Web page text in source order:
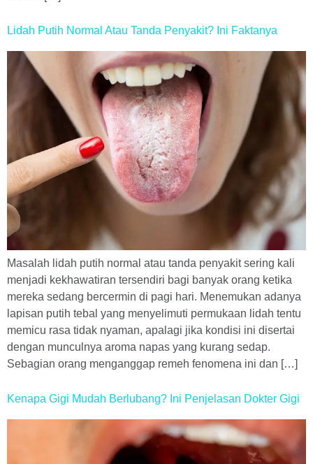
Lidah Putih Normal Atau Tanda Penyakit? Ini Faktanya
Masalah lidah putih normal atau tanda penyakit sering kali
menjadi kekhawatiran tersendiri bagi banyak orang ketika
mereka sedang bercermin di pagi hari. Menemukan adanya
lapisan putih tebal yang menyelimuti permukaan lidah tentu
memicu rasa tidak nyaman, apalagi jika kondisi ini disertai
dengan munculnya aroma napas yang kurang sedap.
Sebagian orang menganggap remeh fenomena ini dan […]
Kenapa Gigi Mudah Berlubang? Ini Penjelasan Dokter Gigi